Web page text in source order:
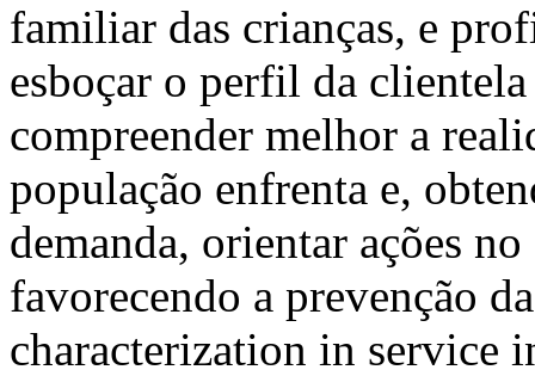
familiar das crianças, e
esboçar o perfil da
compreender melhor a
população enfrenta e,
demanda, orientar ações
favorecendo a prevenção
characterization in service